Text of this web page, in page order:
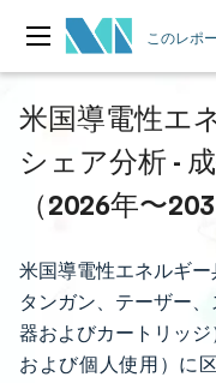
このレポ
米国導電性エ
シェア分析 -
（2026年〜
米国導電性エネルギ
タンガン、テーザー
器およびカートリッ
および個人使用）に